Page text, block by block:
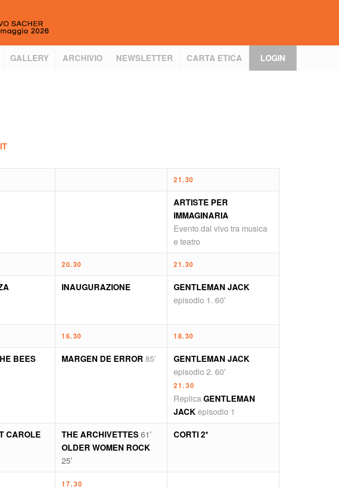
GALLERY ARCHIVIO NEWSLETTER CARTA ETICA LOGIN
21.30
ARTISTE PER
IMMAGINARIA
Evento dal vivo tra musica
e teatro
20.30 21.30
INAUGURAZIONE
GENTLEMAN JACK
episodio 1. 60′
16.30 18.30
BEES
MARGEN DE ERROR 85′
GENTLEMAN JACK
episodio 2. 60′
21.30
ReplicaGENTLEMAN
JACKepisodio 1
CAROLE
THE ARCHIVETTES 61′
OLDER WOMEN ROCK
25′
CORTI 2*
17.30